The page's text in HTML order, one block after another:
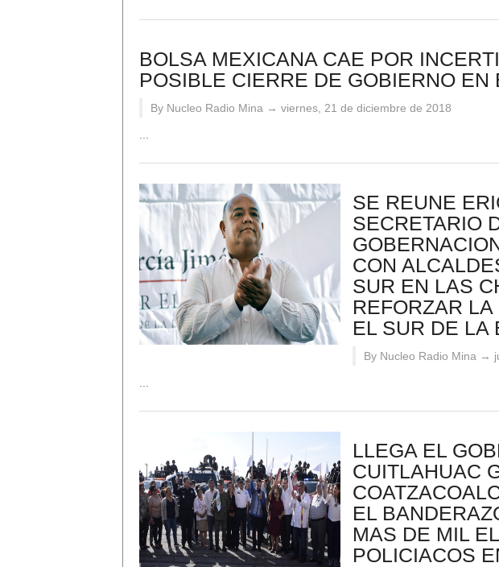
BOLSA MEXICANA CAE POR
POSIBLE CIERRE DE GOBIERNO EN
By Nucleo Radio Mina → viernes, 21 de diciembre de 2018
SE REUNE
SECRETARIO
CON
SUR EN LAS
REFORZAR
EL SUR DE LA
By Nucleo Radio Mina →
LLEGA EL
CUITLAHUAC
EL
MAS DE MIL
POLICIACOS